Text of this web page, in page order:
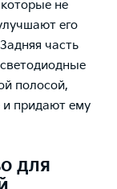
не
его
часть
полосой,
и придают ему
для